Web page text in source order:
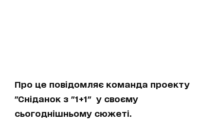
Про це повідомляє команда проекту
"Сніданок з "1+1" у своєму
сьогоднішньому сюжеті.